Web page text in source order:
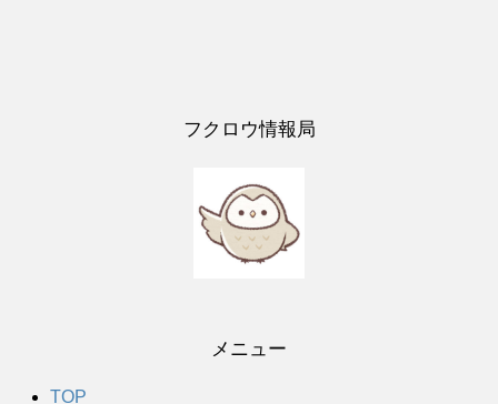
フクロウ情報局
メニュー
TOP